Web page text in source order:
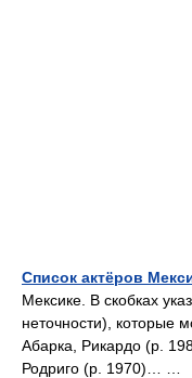
Список актёров
Мексике. В скобках
неточности), которые
Абарка, Рикардо (р.
Родриго (р. 1970)… …